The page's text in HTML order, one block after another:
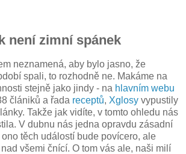
není zimní spánek
neznamená, aby bylo jasno, že
spali, to rozhodně ne. Makáme na
stejně jako jindy - na hlavním webu
člániků a řada receptů, Xglosy vypustily
Takže jak vidíte, v tomto ohledu nás
V dubnu nás jedna opravdu zásadní
těch událostí bude povícero, ale
všemi čnící. O tom vás ale, naši milí